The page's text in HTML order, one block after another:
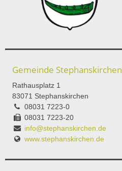
Gemeinde Stephanskirchen
Rathausplatz 1
83071 Stephanskirchen
08031 7223-0
08031 7223-20
info@stephanskirchen.de
www.stephanskirchen.de